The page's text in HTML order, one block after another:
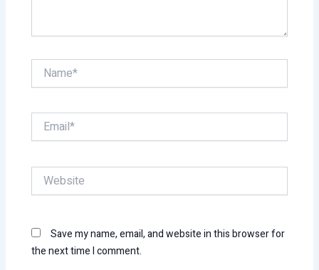
Name*
Email*
Website
Save my name, email, and website in this browser for
the next time I comment.